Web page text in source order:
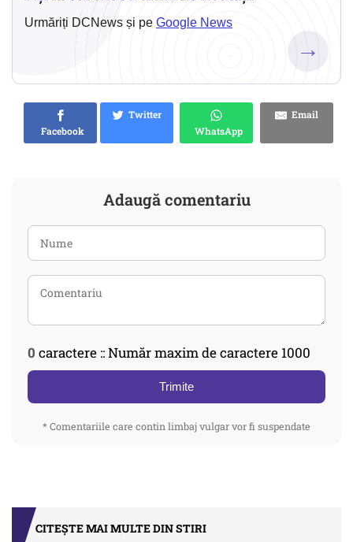
Urmăriți DCNews și pe Google News
→
Facebook
Twitter
WhatsApp
Email
Adaugă comentariu
0 caractere :: Număr maxim de caractere 1000
Trimite
* Comentariile care contin limbaj vulgar vor fi suspendate
CITEȘTE MAI MULTE DIN STIRI